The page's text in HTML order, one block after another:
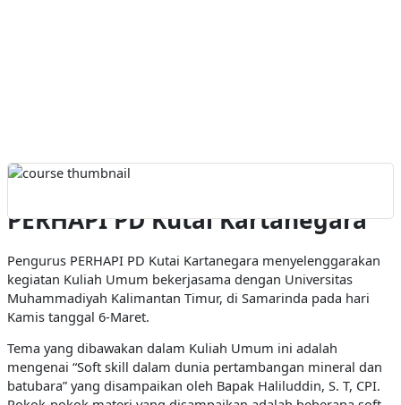
PERHAPI PD Kutai Kartanegara
Pengurus PERHAPI PD Kutai Kartanegara menyelenggarakan
kegiatan Kuliah Umum bekerjasama dengan Universitas
Muhammadiyah Kalimantan Timur, di Samarinda pada hari
Kamis tanggal 6-Maret.
Tema yang dibawakan dalam Kuliah Umum ini adalah
mengenai “Soft skill dalam dunia pertambangan mineral dan
batubara” yang disampaikan oleh Bapak Haliluddin, S. T, CPI.